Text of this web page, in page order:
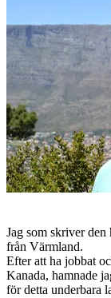
Jag som skriver
från Värmland.
Efter att ha jobbat
Kanada, hamnade
för detta underbara